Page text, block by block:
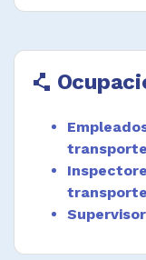
polyline
transporte
transporte